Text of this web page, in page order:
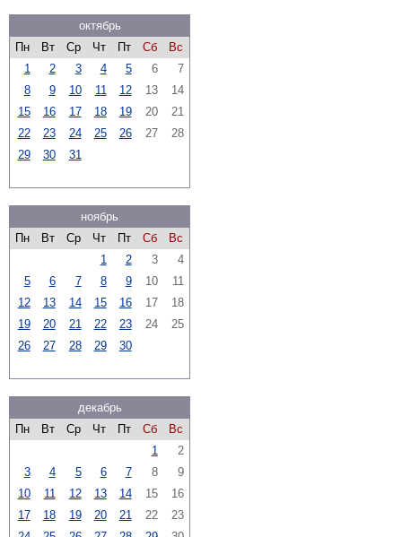
октябрь
Пн
Вт Ср Чт Пт Сб
Вс
1
2 3 4 5 6
7
8
9 10 11 12 13
14
15
16 17 18 19 20
21
22
23 24 25 26 27
28
29
30 31
ноябрь
Пн
Вт Ср Чт Пт Сб
Вс
1
2 3
4
5
6 7 8 9 10
11
12
13 14 15 16 17
18
19
20 21 22 23 24
25
26
27 28 29 30
декабрь
Пн
Вт Ср Чт Пт Сб
Вс
1
2
3
4 5 6 7 8
9
10
11 12 13 14 15
16
17
18 19 20 21 22
23